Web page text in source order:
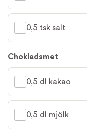
0,5 tsk salt
Chokladsmet
0,5 dl kakao
0,5 dl mjölk